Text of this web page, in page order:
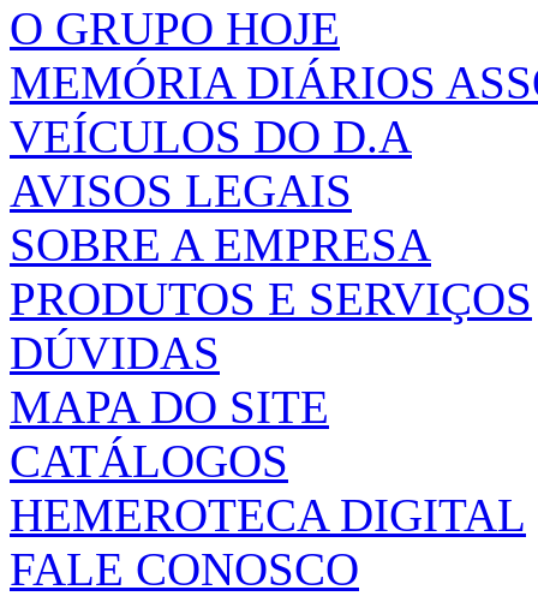
O GRUPO HOJE
MEMÓRIA DIÁRIOS
VEÍCULOS DO D.A
AVISOS LEGAIS
SOBRE A EMPRESA
PRODUTOS E SERVIÇOS
DÚVIDAS
MAPA DO SITE
CATÁLOGOS
HEMEROTECA DIGITAL
FALE CONOSCO